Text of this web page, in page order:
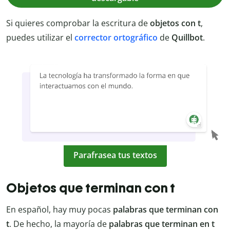
Si quieres comprobar la escritura deobjetos con t,
puedes utilizar el corrector ortográfico de Quillbot.
Parafrasea tus textos
Objetos que terminan con t
En español, hay muy pocas palabras que terminan con
t. De hecho, la mayoría de palabras que terminan en t